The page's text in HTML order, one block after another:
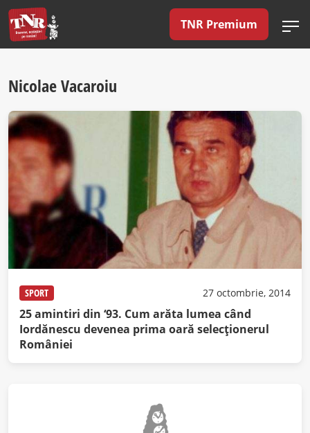
TNR Premium
Nicolae Vacaroiu
SPORT 27 octombrie, 2014
25 amintiri din ‘93. Cum arăta lumea când
Iordănescu devenea prima oară selecţionerul
României